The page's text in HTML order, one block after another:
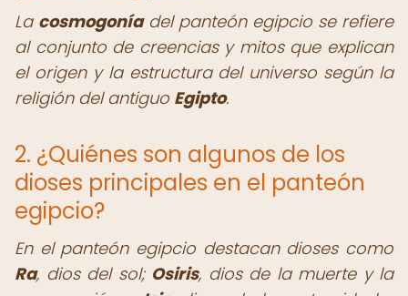
La cosmogoníadel panteón egipcio se refiere
al conjunto de creencias y mitos que explican
el origen y la estructura del universo según la
religión del antiguo Egipto.
2. ¿Quiénes son algunos de los
dioses principales en el panteón
egipcio?
En el panteón egipcio destacan dioses como
Ra, dios del sol; Osiris, dios de la muerte y la